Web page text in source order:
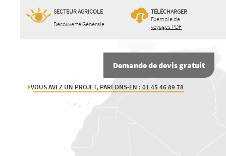
SECTEUR AGRICOLE
Découverte Générale
TÉLÉCHARGER
Exemple de
voyages PDF
Demande de devis gratuit
VOUS AVEZ UN PROJET, PARLONS-EN : 01 45 46 89 78